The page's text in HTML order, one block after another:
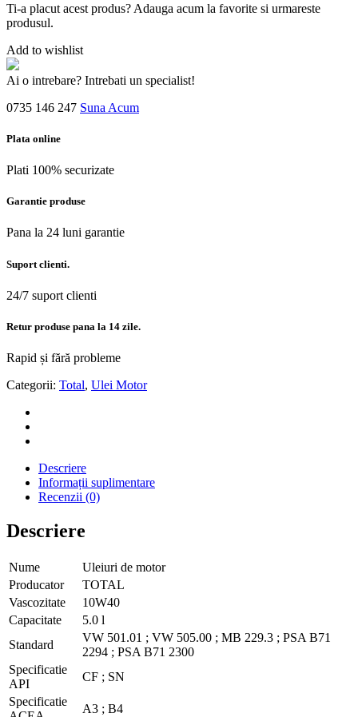
Ti-a placut acest produs? Adauga acum la favorite si urmareste
produsul.
Add to wishlist
Ai o intrebare? Intrebati un specialist!
0735 146 247 Suna Acum
Plata online
Plati 100% securizate
Garantie produse
Pana la 24 luni garantie
Suport clienti.
24/7 suport clienti
Retur produse pana la 14 zile.
Rapid și fără probleme
Categorii: Total, Ulei Motor
Descriere
Informații suplimentare
Recenzii (0)
Descriere
Nume
Uleiuri de motor
Producator
TOTAL
Vascozitate
10W40
Capacitate
5.0 l
Standard
VW 501.01 ; VW 505.00 ; MB 229.3 ; PSA B71
2294 ; PSA B71 2300
Specificatie
API
CF ; SN
Specificatie
A3 ; B4